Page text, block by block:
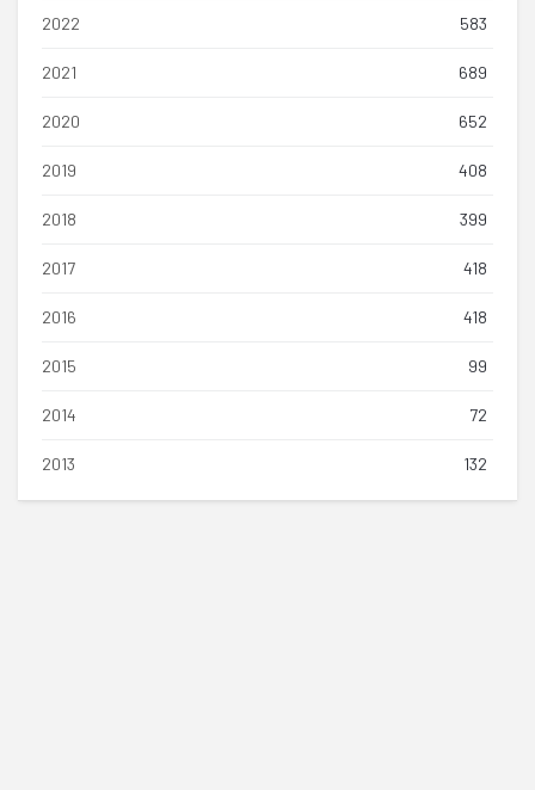
2022 583
2021 689
2020 652
2019 408
2018 399
2017 418
2016 418
2015 99
2014 72
2013 132